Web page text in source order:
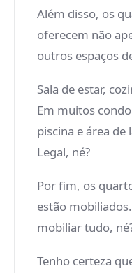
Além disso, os
oferecem não
outros espaços
Sala de estar,
Em muitos
piscina e área de
Legal, né?
Por fim, os
estão
mobiliar tudo,
Tenho certeza